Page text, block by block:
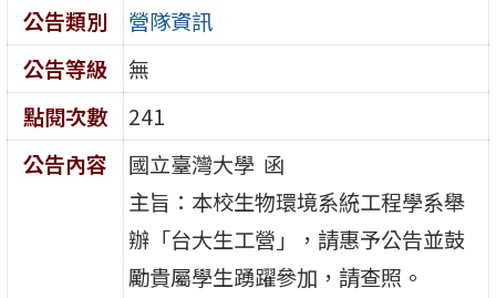
公告類別
營隊資訊
公告等級
無
點閱次數
241
公告內容
國立臺灣大學 函
主旨：本校生物環境系統工程學系舉
辦「台大生工營」，請惠予公告並鼓
勵貴屬學生踴躍參加，請查照。